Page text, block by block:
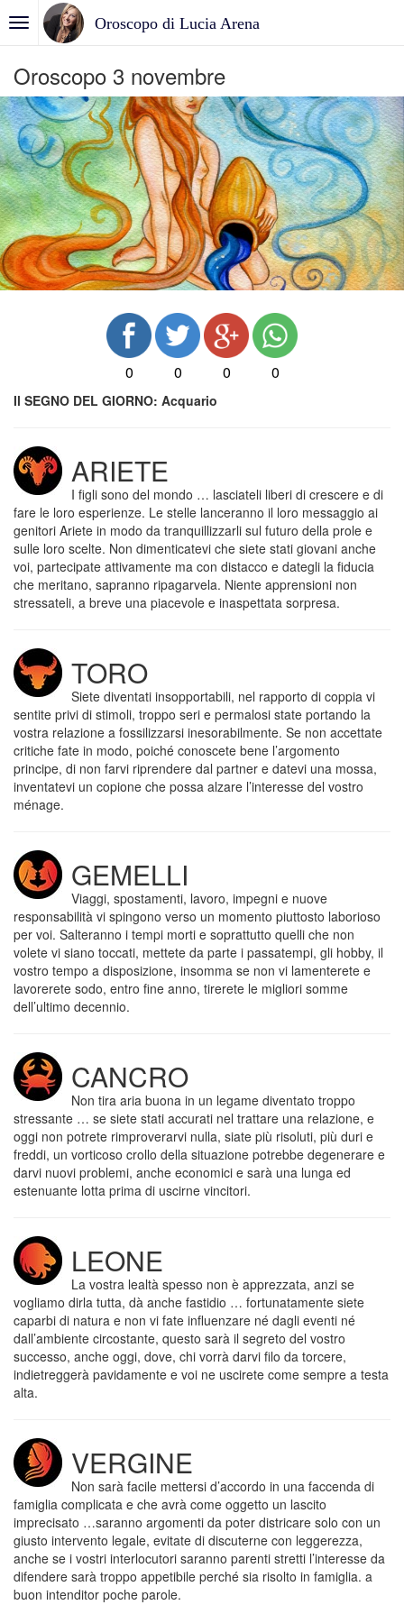
Oroscopo di Lucia Arena
Oroscopo 3 novembre
0 0 0 0
Il SEGNO DEL GIORNO: Acquario
ARIETE
I figli sono del mondo … lasciateli liberi di crescere e di
fare le loro esperienze. Le stelle lanceranno il loro messaggio ai
genitori Ariete in modo da tranquillizzarli sul futuro della prole e
sulle loro scelte. Non dimenticatevi che siete stati giovani anche
voi, partecipate attivamente ma con distacco e dategli la fiducia
che meritano, sapranno ripagarvela. Niente apprensioni non
stressateli, a breve una piacevole e inaspettata sorpresa.
TORO
Siete diventati insopportabili, nel rapporto di coppia vi
sentite privi di stimoli, troppo seri e permalosi state portando la
vostra relazione a fossilizzarsi inesorabilmente. Se non accettate
critiche fate in modo, poiché conoscete bene l’argomento
principe, di non farvi riprendere dal partner e datevi una mossa,
inventatevi un copione che possa alzare l’interesse del vostro
ménage.
GEMELLI
Viaggi, spostamenti, lavoro, impegni e nuove
responsabilità vi spingono verso un momento piuttosto laborioso
per voi. Salteranno i tempi morti e soprattutto quelli che non
volete vi siano toccati, mettete da parte i passatempi, gli hobby, il
vostro tempo a disposizione, insomma se non vi lamenterete e
lavorerete sodo, entro fine anno, tirerete le migliori somme
dell’ultimo decennio.
CANCRO
Non tira aria buona in un legame diventato troppo
stressante … se siete stati accurati nel trattare una relazione, e
oggi non potrete rimproverarvi nulla, siate più risoluti, più duri e
freddi, un vorticoso crollo della situazione potrebbe degenerare e
darvi nuovi problemi, anche economici e sarà una lunga ed
estenuante lotta prima di uscirne vincitori.
LEONE
La vostra lealtà spesso non è apprezzata, anzi se
vogliamo dirla tutta, dà anche fastidio … fortunatamente siete
caparbi di natura e non vi fate influenzare né dagli eventi né
dall’ambiente circostante, questo sarà il segreto del vostro
successo, anche oggi, dove, chi vorrà darvi filo da torcere,
indietreggerà pavidamente e voi ne uscirete come sempre a testa
alta.
VERGINE
Non sarà facile mettersi d’accordo in una faccenda di
famiglia complicata e che avrà come oggetto un lascito
imprecisato …saranno argomenti da poter districare solo con un
giusto intervento legale, evitate di discuterne con leggerezza,
anche se i vostri interlocutori saranno parenti stretti l’interesse da
difendere sarà troppo appetibile perché sia risolto in famiglia. a
buon intenditor poche parole.